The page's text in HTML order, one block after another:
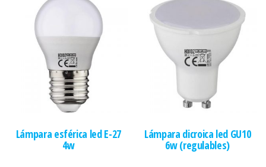
Lámpara esférica led E-27
4w
Lámpara dicroica led GU10
6w (regulables)